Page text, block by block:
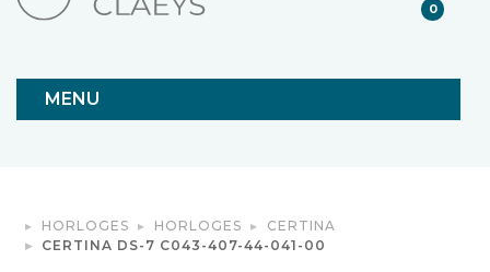
0
MENU
HORLOGES HORLOGES
CERTINA
CERTINA DS-7 C043-407-44-041-00